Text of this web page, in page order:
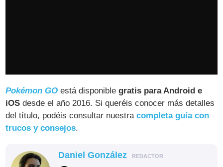
Pokémon GO está disponiblegratis para Android e
iOS desde el año 2016. Si queréis conocer más detalles
del título, podéis consultar nuestracompleta guía con
trucos y consejos.
Daniel González REDACTOR